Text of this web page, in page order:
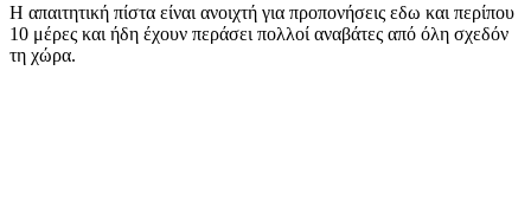
Η απαιτητική πίστα είναι ανοιχτή για προπονήσεις εδω και περίπου
10 μέρες και ήδη έχουν περάσει πολλοί αναβάτες από όλη σχεδόν
τη χώρα.